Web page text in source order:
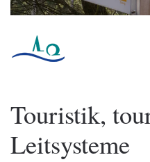
Touristik,
Leitsysteme